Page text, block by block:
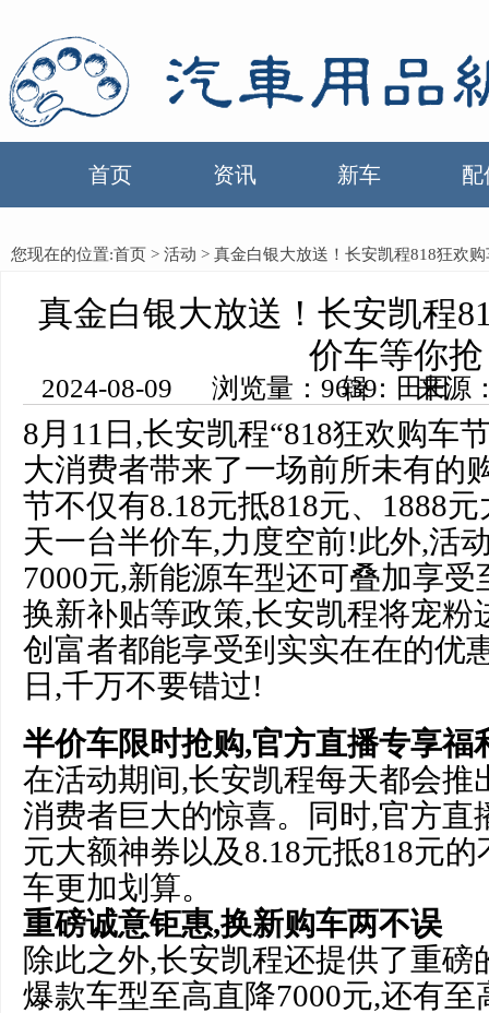
首页 资讯 新车 配
您现在的位置:首页 > 活动 > 真金白银大放送！长安凯程818狂欢
真金白银大放送！长安凯程
价车等你抢
2024-08-09 浏览量：9639 来源：中国汽车用品网 编辑：田田
8月11日,长安凯程“818狂欢购车
大消费者带来了一场前所未有的
节不仅有8.18元抵818元、1888
天一台半价车,力度空前!此外,活
7000元,新能源车型还可叠加享受
换新补贴等政策,长安凯程将宠粉
创富者都能享受到实实在在的优
日,千万不要错过!
半价车限时抢购,官方直播专享福
在活动期间,长安凯程每天都会推
消费者巨大的惊喜。同时,官方直
元大额神券以及8.18元抵818元
车更加划算。
重磅诚意钜惠,换新购车两不误
除此之外,长安凯程还提供了重磅
爆款车型至高直降7000元,还有至